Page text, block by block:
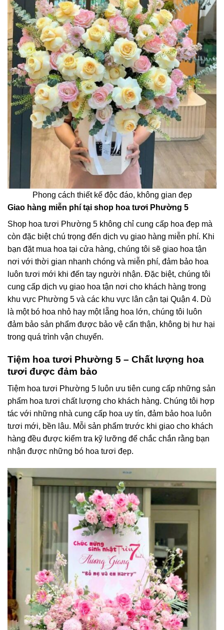
Phong cách thiết kế độc đáo, không gian đẹp
Giao hàng miễn phí tại shop hoa tươi Phường 5
Shop hoa tươi Phường 5 không chỉ cung cấp hoa đẹp mà
còn đặc biệt chú trọng đến dịch vụ giao hàng miễn phí. Khi
bạn đặt mua hoa tại cửa hàng, chúng tôi sẽ giao hoa tận
nơi với thời gian nhanh chóng và miễn phí, đảm bảo hoa
luôn tươi mới khi đến tay người nhận. Đặc biệt, chúng tôi
cung cấp dịch vụ giao hoa tận nơi cho khách hàng trong
khu vực Phường 5 và các khu vực lân cận tại Quận 4. Dù
là một bó hoa nhỏ hay một lẵng hoa lớn, chúng tôi luôn
đảm bảo sản phẩm được bảo vệ cẩn thận, không bị hư hại
trong quá trình vận chuyển.
Tiệm hoa tươi Phường 5 – Chất lượng hoa
tươi được đảm bảo
Tiệm hoa tươi Phường 5 luôn ưu tiên cung cấp những sản
phẩm hoa tươi chất lượng cho khách hàng. Chúng tôi hợp
tác với những nhà cung cấp hoa uy tín, đảm bảo hoa luôn
tươi mới, bền lâu. Mỗi sản phẩm trước khi giao cho khách
hàng đều được kiểm tra kỹ lưỡng để chắc chắn rằng bạn
nhận được những bó hoa tươi đẹp.